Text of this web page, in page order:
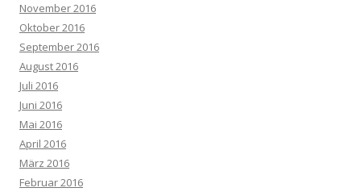
November 2016
Oktober 2016
September 2016
August 2016
Juli 2016
Juni 2016
Mai 2016
April 2016
März 2016
Februar 2016